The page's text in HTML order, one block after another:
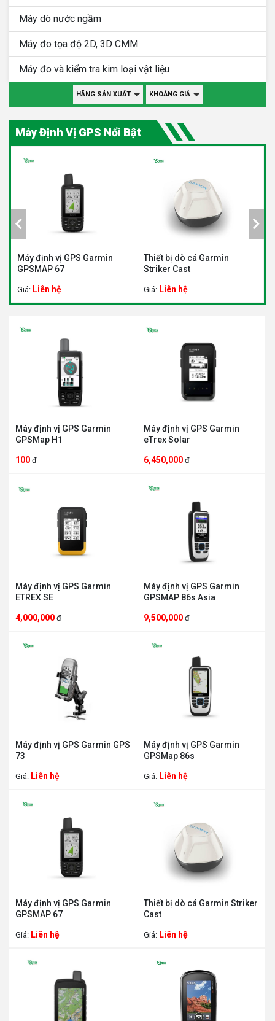
Máy Định Vị GPS Nổi Bật
Garmin
Thiết bị dò cá Garmin
Máy định vị GPS
Máy định vị GPS Garmin
GPSMap H1
100 đ
Máy định vị GPS Garmin
eTrex Solar
6,450,000 đ
Máy định vị GPS Garmin
ETREX SE
4,000,000 đ
Máy định vị GPS Garmin
GPSMAP 86s Asia
9,500,000 đ
Máy định vị GPS Garmin GPS
73
Giá: Liên hệ
Máy định vị GPS Garmin
GPSMap 86s
Giá: Liên hệ
Máy định vị GPS Garmin
GPSMAP 67
Giá: Liên hệ
Thiết bị dò cá Garmin Striker
Cast
Giá: Liên hệ
Máy dò nước ngầm
Máy đo tọa độ 2D, 3D CMM
Máy đo và kiểm tra kim loại vật liệu
HÃNG SẢN XUẤT KHOẢNG GIÁ